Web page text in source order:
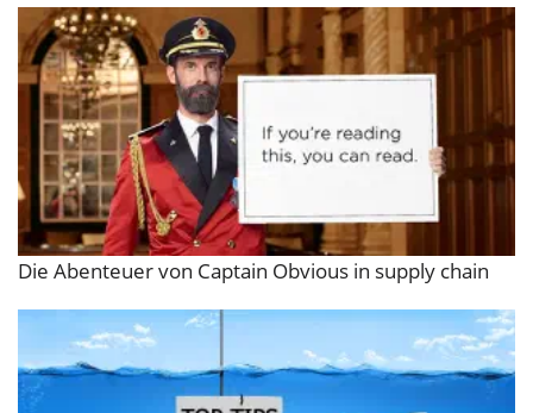
Die Abenteuer von Captain Obvious in supply chain